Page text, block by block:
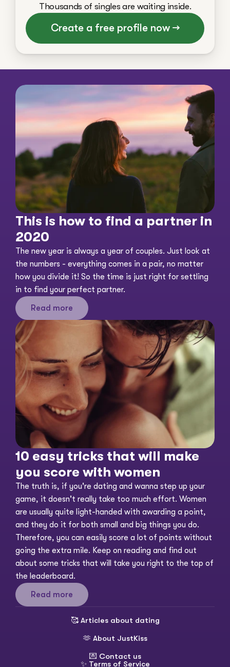
Thousands of singles are waiting inside.
Create a free profile now →
This is how to find a partner in
2020
The new year is always a year of couples. Just look at
the numbers - everything comes in a pair, no matter
how you divide it! So the time is just right for settling
in to find your perfect partner.
Read more
10 easy tricks that will make
you score with women
The truth is, if you're dating and wanna step up your
game, it doesn't really take too much effort. Women
are usually quite light-handed with awarding a point,
and they do it for both small and big things you do.
Therefore, you can easily score a lot of points without
going the extra mile. Keep on reading and find out
about some tricks that will take you right to the top of
the leaderboard.
Read more
🥰 Articles about dating
🫶 About JustKiss
💌 Contact us
✨ Terms of Service